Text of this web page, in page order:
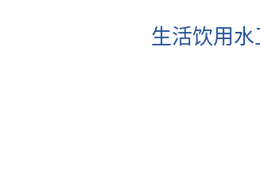
生活饮用水